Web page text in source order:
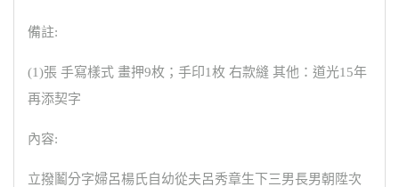
備註:
(1)張 手寫樣式 畫押9枚；手印1枚 右款縫 其他：道光15年
再添契字
內容:
立撥鬮分字婦呂楊氏自幼從夫呂秀章生下三男長男朝陞次